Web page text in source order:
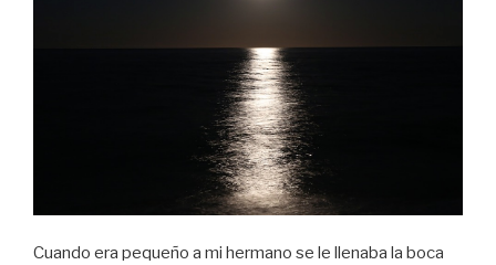
Cuando era pequeño a mi hermano se le llenaba la boca